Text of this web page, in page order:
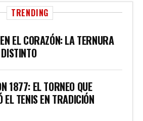
TRENDING
EL CORAZÓN: LA TERNURA
1877: EL TORNEO QUE
EL TENIS EN TRADICIÓN